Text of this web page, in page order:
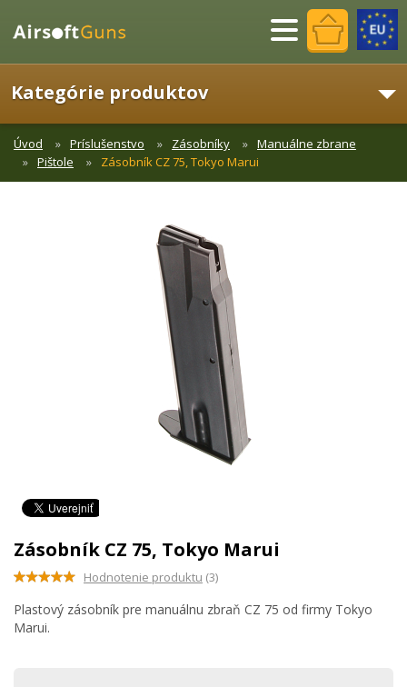
Menu
Kategórie produktov
Úvod Príslušenstvo Zásobníky
Manuálne zbrane
Pištole
Zásobník CZ 75, Tokyo Marui
Zásobník CZ 75, Tokyo Marui
Hodnotenie produktu (3)
Plastový zásobník pre manuálnu zbraň CZ 75 od firmy Tokyo
Marui.